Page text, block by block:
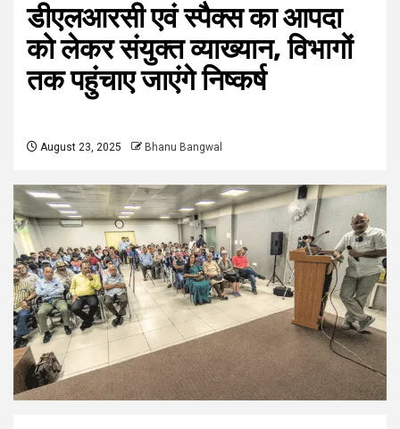
डीएलआरसी एवं स्पैक्स का आपदा
को लेकर संयुक्त व्याख्यान, विभागों
तक पहुंचाए जाएंगे निष्कर्ष
August 23, 2025 Bhanu Bangwal